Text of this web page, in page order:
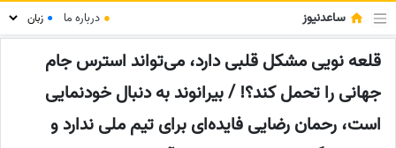
ساعدنیوز ● درباره ما ●
قلعه نویی مشکل قلبی دارد، می‌تواند استرس جام
جهانی را تحمل کند؟! / بیرانوند به دنبال خودنمایی
است، رحمان رضایی فایده‌ای برای تیم ملی ندارد و